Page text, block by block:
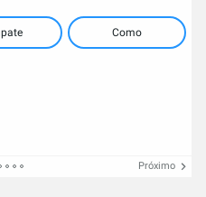
Como
Próximo